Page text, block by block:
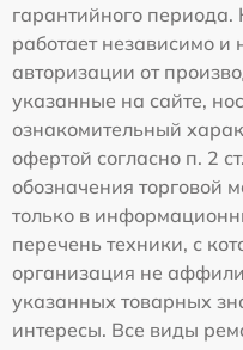
гарантийного
работает независимо
авторизации от
указанные на сайте,
ознакомительный
офертой согласно п. 2
обозначения торговой
только в
перечень техники, с
организация не
указанных товарных
интересы. Все виды